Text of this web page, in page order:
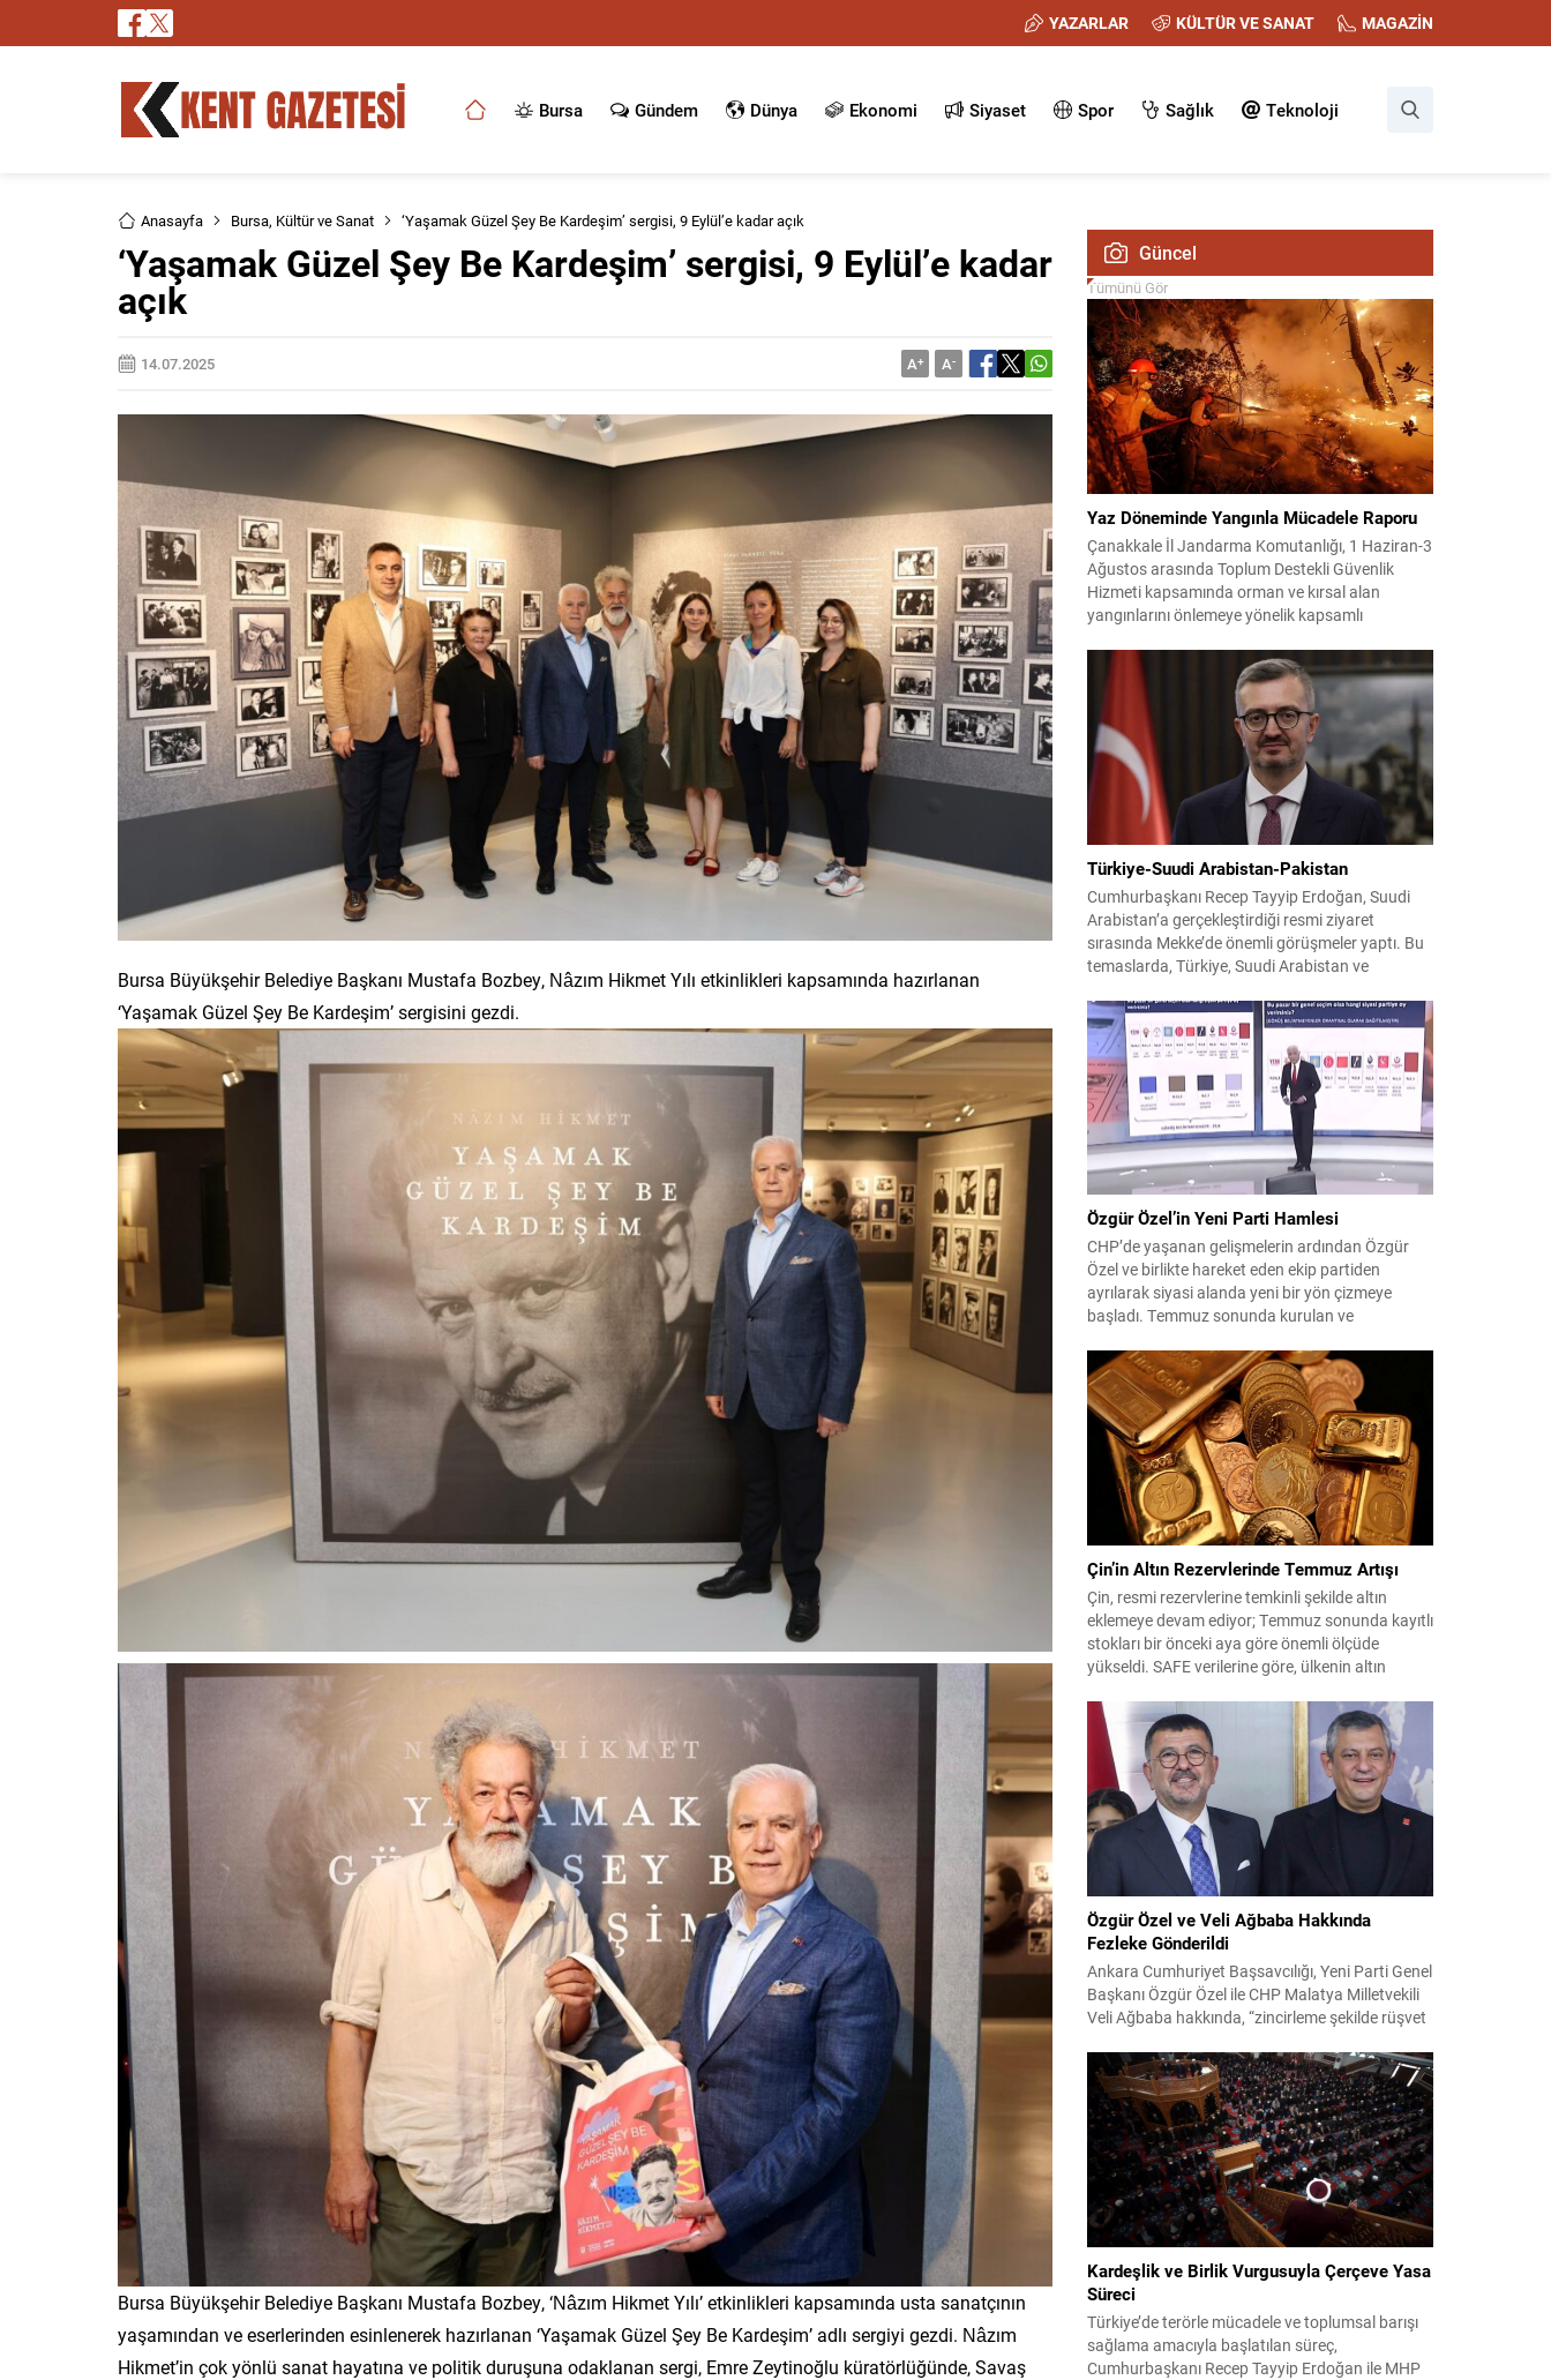
YAZARLAR KÜLTÜR VE SANAT MAGAZİN
Bursa Gündem Dünya Ekonomi Siyaset Spor Sağlık Teknoloji
Anasayfa Bursa, Kültür ve Sanat ‘Yaşamak Güzel Şey Be Kardeşim’ sergisi, 9 Eylül’e kadar açık
‘Yaşamak Güzel Şey Be Kardeşim’ sergisi, 9 Eylül’e kadar
açık
14.07.2025 A+ A-
Bursa Büyükşehir Belediye Başkanı Mustafa Bozbey, Nâzım Hikmet Yılı etkinlikleri kapsamında hazırlanan
‘Yaşamak Güzel Şey Be Kardeşim’ sergisini gezdi.
Bursa Büyükşehir Belediye Başkanı Mustafa Bozbey, ‘Nâzım Hikmet Yılı’ etkinlikleri kapsamında usta sanatçının
yaşamından ve eserlerinden esinlenerek hazırlanan ‘Yaşamak Güzel Şey Be Kardeşim’ adlı sergiyi gezdi. Nâzım
Hikmet’in çok yönlü sanat hayatına ve politik duruşuna odaklanan sergi, Emre Zeytinoğlu küratörlüğünde, Savaş
Güncel
Tümünü Gör
Yaz Döneminde Yangınla Mücadele Raporu
Çanakkale İl Jandarma Komutanlığı, 1 Haziran-3
Ağustos arasında Toplum Destekli Güvenlik
Hizmeti kapsamında orman ve kırsal alan
yangınlarını önlemeye yönelik kapsamlı
görev yapan 178 tim ve 742 personel, sahada
aktif olarak halkı bilinçlendirdi ve denetim
faaliyetleri gerçekleştirdi. Faaliyetler esnasında
bin 315 biçerdöver ve balya...
Türkiye-Suudi Arabistan-Pakistan
Cumhurbaşkanı Recep Tayyip Erdoğan, Suudi
Arabistan’a gerçekleştirdiği resmi ziyaret
sırasında Mekke’de önemli görüşmeler yaptı. Bu
temaslarda, Türkiye, Suudi Arabistan ve
birliği çerçevesi oluşturuldu. Ziyaretin en somut
çıktısı, üç ülkenin imza attığı Mekke Ortak
Savunma Anlaşması oldu. Anlaşma; ortak
güvenlik yaklaşımıyla bölgesel barış, istikrar...
Özgür Özel’in Yeni Parti Hamlesi
CHP’de yaşanan gelişmelerin ardından Özgür
Özel ve birlikte hareket eden ekip partiden
ayrılarak siyasi alanda yeni bir yön çizmeye
başladı. Temmuz sonunda kurulan ve
kısa sürede muhalif medyanın gündemine girdi.
Kuruluşun hemen ardından bazı anket sonuçları
kamuoyuna yansıyınca, partinin tabanda karşılık
bulduğu iddiaları gündemi...
Çin’in Altın Rezervlerinde Temmuz Artışı
Çin, resmi rezervlerine temkinli şekilde altın
eklemeye devam ediyor; Temmuz sonunda kayıtlı
stokları bir önceki aya göre önemli ölçüde
yükseldi. SAFE verilerine göre, ülkenin altın
göstererek 76.080.000 ons seviyesine ulaştı. Bu
artış, Çin’in aylık alımlarında yıl içinde dikkat
çeken bir yükselişi temsil ediyor. Temmuz...
Özgür Özel ve Veli Ağbaba Hakkında
Fezleke Gönderildi
Ankara Cumhuriyet Başsavcılığı, Yeni Parti Genel
Başkanı Özgür Özel ile CHP Malatya Milletvekili
Veli Ağbaba hakkında, “zincirleme şekilde rüşvet
Adalet Bakanlığı’na sevk etti. Fezlekeler, 31 Mart
2024 yerel seçimleri ve 4-5 Kasım 2023’teki CHP
38. Olağan Kurultayı sürecine ilişkin iddiaları
kapsıyor. Daha önce Antalya ve İstanbul...
Kardeşlik ve Birlik Vurgusuyla Çerçeve Yasa
Süreci
Türkiye’de terörle mücadele ve toplumsal barışı
sağlama amacıyla başlatılan süreç,
Cumhurbaşkanı Recep Tayyip Erdoğan ile MHP